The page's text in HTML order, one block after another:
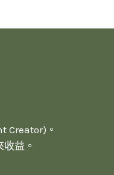
Creator)。
益。